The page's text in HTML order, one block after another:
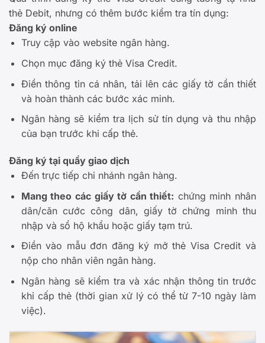
thẻ Debit, nhưng có thêm bước kiểm tra tín dụng:
Đăng ký online
Truy cập vào website ngân hàng.
Chọn mục đăng ký thẻ Visa Credit.
Điền thông tin cá nhân, tải lên các giấy tờ cần thiết
và hoàn thành các bước xác minh.
Ngân hàng sẽ kiểm tra lịch sử tín dụng và thu nhập
của bạn trước khi cấp thẻ.
Đăng ký tại quầy giao dịch
Đến trực tiếp chi nhánh ngân hàng.
Mang theo các giấy tờ cần thiết: chứng minh nhân
dân/căn cước công dân, giấy tờ chứng minh thu
nhập và sổ hộ khẩu hoặc giấy tạm trú.
Điền vào mẫu đơn đăng ký mở thẻ Visa Credit và
nộp cho nhân viên ngân hàng.
Ngân hàng sẽ kiểm tra và xác nhận thông tin trước
khi cấp thẻ (thời gian xử lý có thể từ 7-10 ngày làm
việc).